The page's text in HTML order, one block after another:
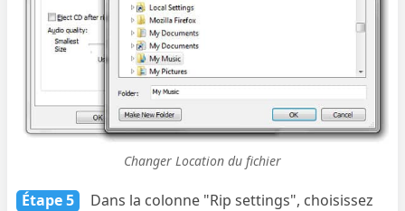
Changer Location du fichier
Étape 5
Dans la colonne "Rip settings", choisissez